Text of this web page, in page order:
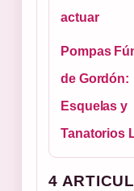
actuar
Pompas
de Gordón:
Esquelas y
Tanatorios
4